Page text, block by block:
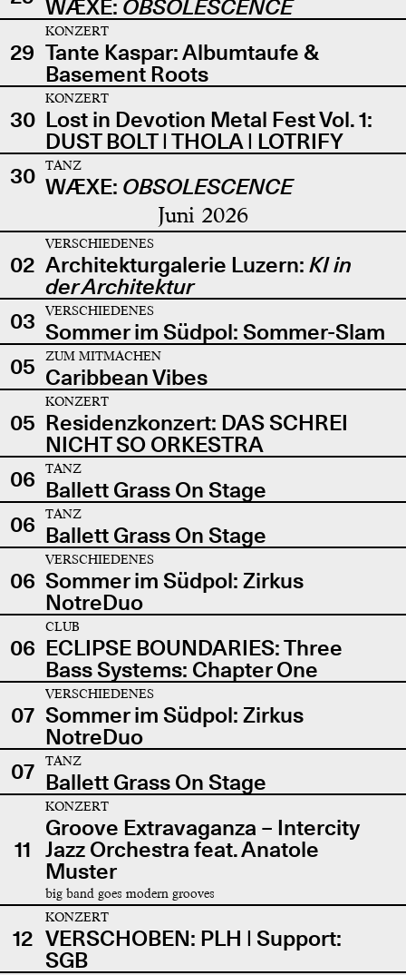
WÆXE: OBSOLESCENCE
29
KONZERT
Tante Kaspar: Albumtaufe &
Basement Roots
30
KONZERT
Lost in Devotion Metal Fest Vol. 1:
DUST BOLT | THOLA | LOTRIFY
30
TANZ
WÆXE: OBSOLESCENCE
Juni 2026
02
VERSCHIEDENES
Architekturgalerie Luzern: KI in
der Architektur
03
VERSCHIEDENES
Sommer im Südpol: Sommer-Slam
05
ZUM MITMACHEN
Caribbean Vibes
05
KONZERT
Residenzkonzert: DAS SCHREI
NICHT SO ORKESTRA
06
TANZ
Ballett Grass On Stage
06
TANZ
Ballett Grass On Stage
06
VERSCHIEDENES
Sommer im Südpol: Zirkus
NotreDuo
06
CLUB
ECLIPSE BOUNDARIES: Three
Bass Systems: Chapter One
07
VERSCHIEDENES
Sommer im Südpol: Zirkus
NotreDuo
07
TANZ
Ballett Grass On Stage
11
KONZERT
Groove Extravaganza – Intercity
Jazz Orchestra feat. Anatole
Muster
big band goes modern grooves
12
KONZERT
VERSCHOBEN: PLH | Support:
SGB